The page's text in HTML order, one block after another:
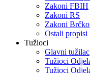
Zakoni FBIH
Zakoni RS
Zakoni
Ostali propisi
Tužioci
Glavni tužilac
Tužioci
Tužioci